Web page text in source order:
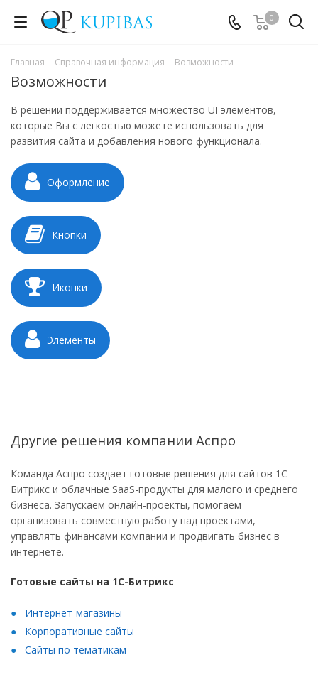
0
Главная - Справочная информация - Возможности
Возможности
В решении поддерживается множество UI элементов,
которые Вы с легкостью можете использовать для
развития сайта и добавления нового функционала.
Оформление
Кнопки
Иконки
Элементы
Другие решения компании Аспро
Команда Аспро создает готовые решения для сайтов 1С-
Битрикс и облачные SaaS-продукты для малого и среднего
бизнеса. Запускаем онлайн-проекты, помогаем
организовать совместную работу над проектами,
управлять финансами компании и продвигать бизнес в
интернете.
Готовые сайты на 1С-Битрикс
Интернет-магазины
Корпоративные сайты
Сайты по тематикам